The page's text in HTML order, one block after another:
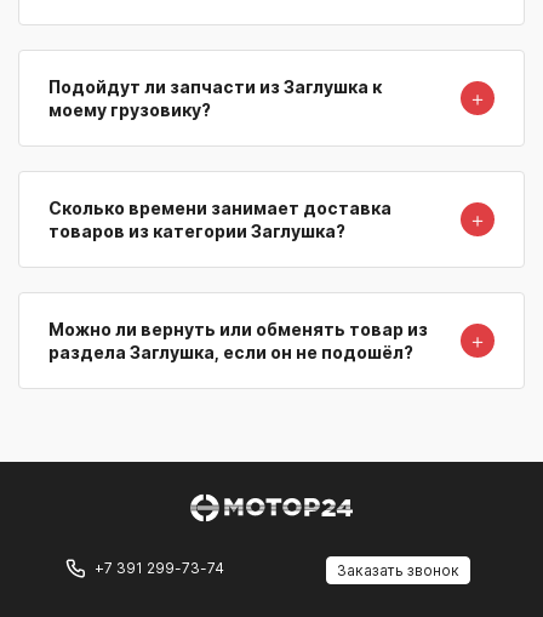
Подойдут ли запчасти из Заглушка к
моему грузовику?
＋
Сколько времени занимает доставка
товаров из категории Заглушка?
＋
Можно ли вернуть или обменять товар из
раздела Заглушка, если он не подошёл?
＋
+7 391 299-73-74 Заказать звонок